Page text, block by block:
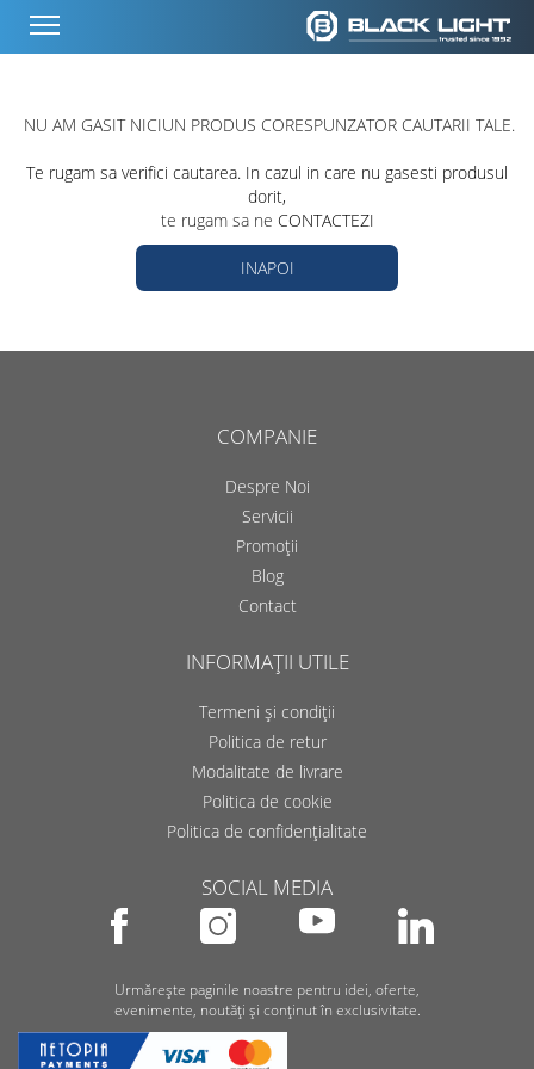
NU AM GASIT NICIUN PRODUS CORESPUNZATOR CAUTARII TALE.
Te rugam sa verifici cautarea. In cazul in care nu gasesti produsul
dorit,
te rugam sa ne CONTACTEZI
INAPOI
COMPANIE
Despre Noi
Servicii
Promoții
Blog
Contact
INFORMAȚII UTILE
Termeni și condiții
Politica de retur
Modalitate de livrare
Politica de cookie
Politica de confidențialitate
SOCIAL MEDIA
Urmărește paginile noastre pentru idei, oferte,
evenimente, noutăți și conținut în exclusivitate.